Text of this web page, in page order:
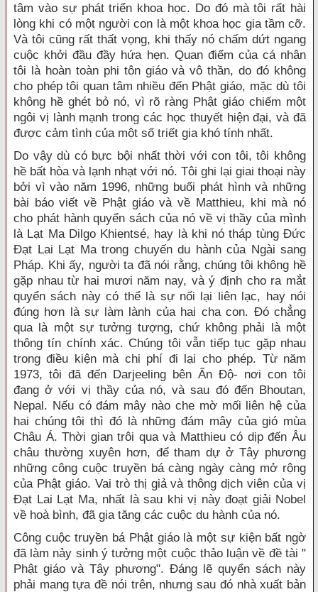
tâm vào sự phát triển khoa học. Do đó mà tôi rất hài
lòng khi có một người con là một khoa học gia tầm cỡ.
Và tôi cũng rất thất vọng, khi thấy nó chấm dứt ngang
cuộc khởi đầu đầy hứa hẹn. Quan điểm của cá nhân
tôi là hoàn toàn phi tôn giáo và vô thần, do đó không
cho phép tôi quan tâm nhiều đến Phật giáo, mặc dù tôi
không hề ghét bỏ nó, vì rõ ràng Phật giáo chiếm một
ngôi vị lành mạnh trong các học thuyết hiện đại, và đã
được cảm tình của một số triết gia khó tính nhất.
Do vậy dù có bực bội nhất thời với con tôi, tôi không
hề bất hòa và lạnh nhạt với nó. Tôi ghi lại giai thoại này
bởi vì vào năm 1996, những buổi phát hình và những
bài báo viết về Phật giáo và về Matthieu, khi mà nó
cho phát hành quyển sách của nó về vị thầy của mình
là Lạt Ma Dilgo Khientsé, hay là khi nó tháp tùng Đức
Đạt Lai Lạt Ma trong chuyến du hành của Ngài sang
Pháp. Khi ấy, người ta đã nói rằng, chúng tôi không hề
gặp nhau từ hai mươi năm nay, và ý định cho ra mắt
quyển sách này có thể là sự nối lại liên lạc, hay nói
đúng hơn là sự làm lành của hai cha con. Đó chẳng
qua là một sự tưởng tượng, chứ không phải là một
thông tín chính xác. Chúng tôi vẫn tiếp tục gặp nhau
trong điều kiện mà chi phí đi lại cho phép. Từ năm
1973, tôi đã đến Darjeeling bên Ấn Độ- nơi con tôi
đang ở với vị thầy của nó, và sau đó đến Bhoutan,
Nepal. Nếu có đám mây nào che mờ mối liên hệ của
hai chúng tôi thì đó là những đám mây của gió mùa
Châu Á. Thời gian trôi qua và Matthieu có dịp đến Âu
châu thường xuyên hơn, để tham dự ở Tây phương
những công cuộc truyền bá càng ngày càng mở rộng
của Phật giáo. Vai trò thị giả và thông dịch viên của vị
Đạt Lai Lạt Ma, nhất là sau khi vị này đoạt giải Nobel
về hoà bình, đã gia tăng các cuộc du hành của nó.
Công cuộc truyền bá Phật giáo là một sự kiện bất ngờ
đã làm nảy sinh ý tưởng một cuộc thảo luận về đề tài "
Phật giáo và Tây phương". Đáng lẽ quyển sách này
phải mang tựa đề nói trên, nhưng sau đó nhà xuất bản